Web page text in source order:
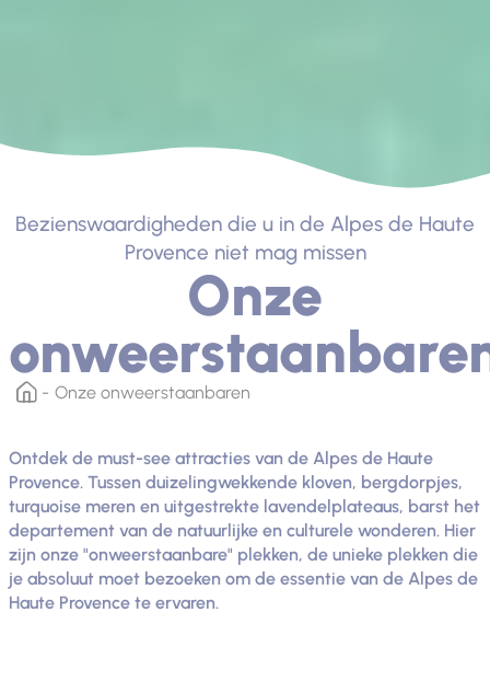
Onze
Bezienswaardigheden die u in de Alpes de Haute
Provence niet mag missen
Onze onweerstaanbaren
Ontdek de must-see attracties van de Alpes de Haute
Provence. Tussen duizelingwekkende kloven, bergdorpjes,
turquoise meren en uitgestrekte lavendelplateaus, barst het
departement van de natuurlijke en culturele wonderen. Hier
zijn onze "onweerstaanbare" plekken, de unieke plekken die
je absoluut moet bezoeken om de essentie van de Alpes de
Haute Provence te ervaren.